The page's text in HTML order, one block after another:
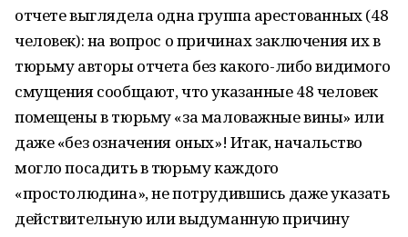
отчете выглядела одна группа арестованных (48
человек): на вопрос о причинах заключения их в
тюрьму авторы отчета без какого-либо видимого
смущения сообщают, что указанные 48 человек
помещены в тюрьму «за маловажные вины» или
даже «без означения оных»! Итак, начальство
могло посадить в тюрьму каждого
«простолюдина», не потрудившись даже указать
действительную или выдуманную причину